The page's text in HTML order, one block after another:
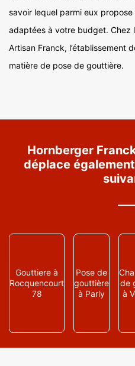
savoir lequel parmi eux
adaptées à votre budget. Chez
Artisan Franck, l’établissement
matière de pose de gouttière.
Hornberger
déplace
Gouttiere à
Rocquencourt
78
Pose de
gouttière
à Parly
de
à